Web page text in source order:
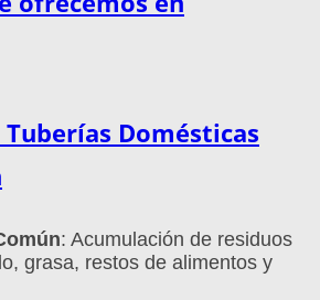
Domésticas
: Acumulación de residuos
grasa, restos de alimentos y